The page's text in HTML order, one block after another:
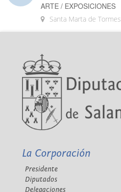
ARTE / EXPOSICIONES
Santa Marta de Tormes
La Corporación
Presidente
Diputados
Delegaciones